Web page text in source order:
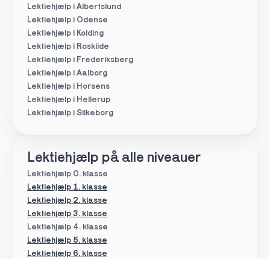
Lektiehjælp i Albertslund
Lektiehjælp i Odense
Lektiehjælp i Kolding
Lektiehjælp i Roskilde
Lektiehjælp i Frederiksberg
Lektiehjælp i Aalborg
Lektiehjælp i Horsens
Lektiehjælp i Hellerup
Lektiehjælp i Silkeborg
Lektiehjælp på alle niveauer
Lektiehjælp 0. klasse
Lektiehjælp 4. klasse
Lektiehjælp 5. klasse
Lektiehjælp 1. klasse
Lektiehjælp 6. klasse
Lektiehjælp 2. klasse
Lektiehjælp 3. klasse